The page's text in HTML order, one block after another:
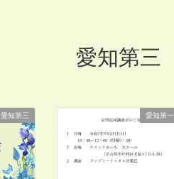
愛知第三
愛知第三 愛知第一